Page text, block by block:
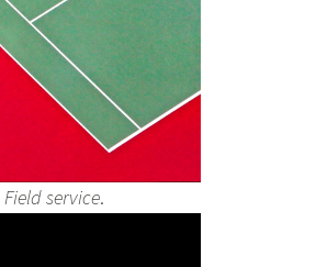
Field service.